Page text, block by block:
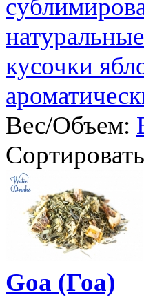
кусочки
Вес/Объем:
Goa (Гоа)